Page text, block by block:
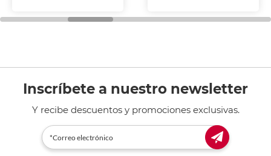
Inscríbete a nuestro newsletter
Y recibe descuentos y promociones exclusivas.